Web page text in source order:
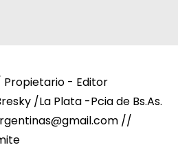
Propietario - Editor
/La Plata -Pcia de Bs.As.
//